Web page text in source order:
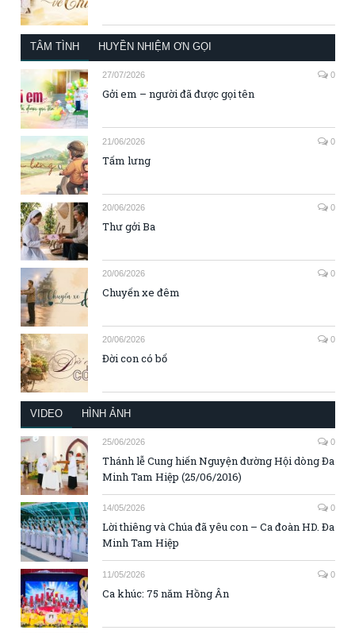
TÂM TÌNH HUYỀN NHIỆM ƠN GỌI
27/07/2026 0
Gởi em – người đã được gọi tên
21/06/2026 0
Tấm lưng
20/06/2026 0
Thư gởi Ba
20/06/2026 0
Chuyến xe đêm
20/06/2026 0
Đời con có bố
VIDEO HÌNH ẢNH
25/06/2026 0
Thánh lễ Cung hiến Nguyện đường Hội dòng Đa
Minh Tam Hiệp (25/06/2016)
14/05/2026 0
Lời thiêng và Chúa đã yêu con – Ca đoàn HD. Đa
Minh Tam Hiệp
11/05/2026 0
Ca khúc: 75 năm Hồng Ân